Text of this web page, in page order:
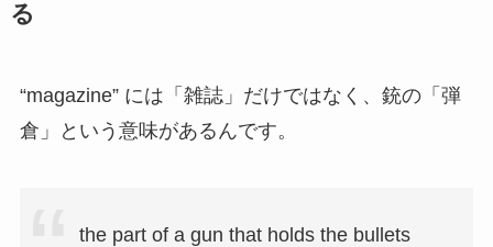
る
“magazine” には「雑誌」だけではなく、銃の「弾
倉」という意味があるんです。
the part of a gun that holds the bullets